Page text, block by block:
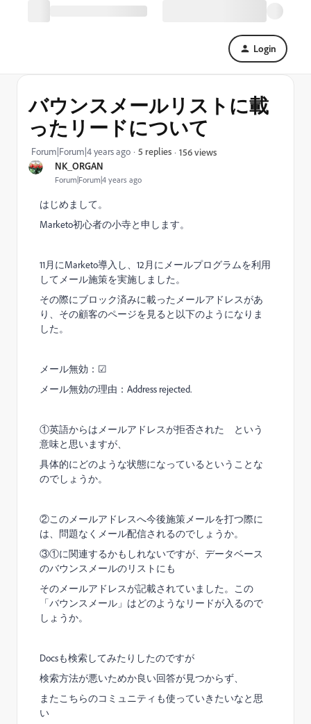
Login
NK_ORGAN
Forum|Forum|4 years ago
バウンスメールリストに載
ったリードについて
Forum|Forum|4 years ago 5 replies 156 views
はじめまして。
Marketo初心者の小寺と申します。
11月にMarketo導入し、12月にメールプログラムを利用
してメール施策を実施しました。
その際にブロック済みに載ったメールアドレスがあ
り、その顧客のページを見ると以下のようになりま
した。
メール無効：☑
メール無効の理由：Address rejected.
①英語からはメールアドレスが拒否された という
意味と思いますが、
具体的にどのような状態になっているということな
のでしょうか。
②このメールアドレスへ今後施策メールを打つ際に
は、問題なくメール配信されるのでしょうか。
③①に関連するかもしれないですが、データベース
のバウンスメールのリストにも
そのメールアドレスが記載されていました。この
「バウンスメール」はどのようなリードが入るので
しょうか。
Docsも検索してみたりしたのですが
検索方法が悪いためか良い回答が見つからず、
またこちらのコミュニティも使っていきたいなと思
い